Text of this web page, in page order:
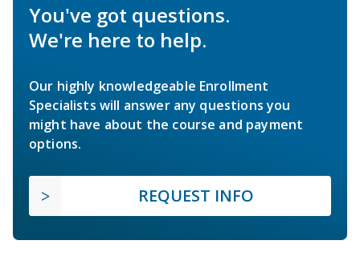
You've got questions.
We're here to help.
Our highly knowledgeable Enrollment
Specialists will answer any questions you
might have about the course and payment
options.
REQUEST INFO